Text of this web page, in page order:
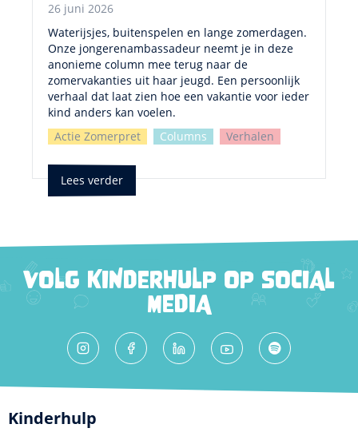
26 juni 2026
Waterijsjes, buitenspelen en lange zomerdagen.
Onze jongerenambassadeur neemt je in deze
anonieme column mee terug naar de
zomervakanties uit haar jeugd. Een persoonlijk
verhaal dat laat zien hoe een vakantie voor ieder
kind anders kan voelen.
Actie Zomerpret
Columns Verhalen
Lees verder
VOLG KINDERHULP OP SOCIAL
MEDIA
Kinderhulp